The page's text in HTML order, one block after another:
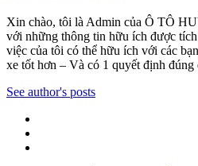
Xin chào, tôi là Admin của Ô TÔ
với những thông tin hữu ích được
việc của tôi có thể hữu ích với các
xe tốt hơn – Và có 1 quyết định
See author's posts